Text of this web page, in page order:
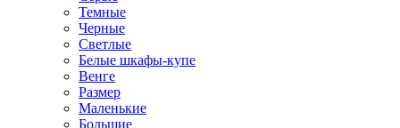
Темные
Черные
Светлые
Белые шкафы-купе
Венге
Размер
Маленькие
Большие